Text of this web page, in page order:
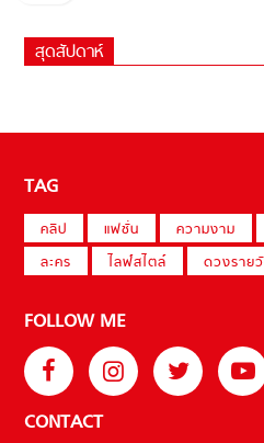
สุดสัปดาห์
TAG
คลิป แฟชั่น ความงาม
ละคร
ไลฟ์สไตล์ ดวงราย
FOLLOW ME
CONTACT